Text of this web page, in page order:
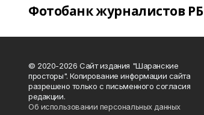
Фотобанк журналистов РБ
© 2020-2026 Сайт издания "Шаранские
просторы". Копирование информации сайта
разрешено только с письменного согласия
редакции.
Об использовании персональных данных